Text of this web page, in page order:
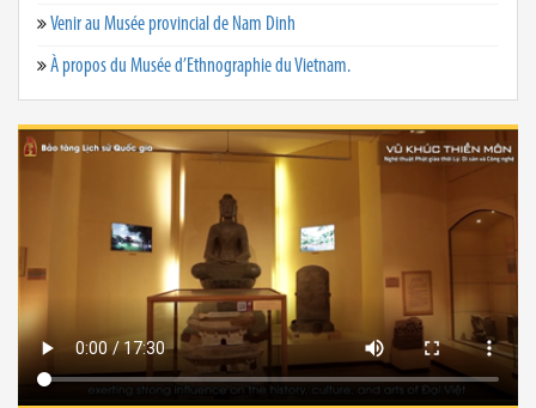
Venir au Musée provincial de Nam Dinh
À propos du Musée d’Ethnographie du Vietnam.